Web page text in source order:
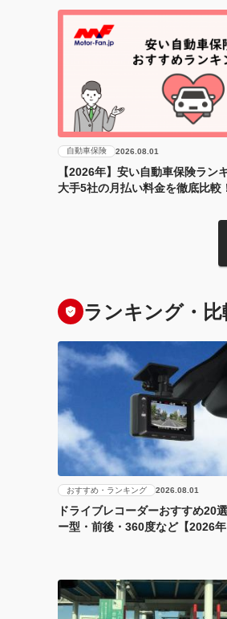
自動車保険 2026.08.01
【2026年】安い自動車保険ラン
大手5社の月払い料金を徹底比較
ランキング・
おすすめ・ランキング 2026.08.01
ドライブレコーダーおすすめ20
ー型・前後・360度など【2026年